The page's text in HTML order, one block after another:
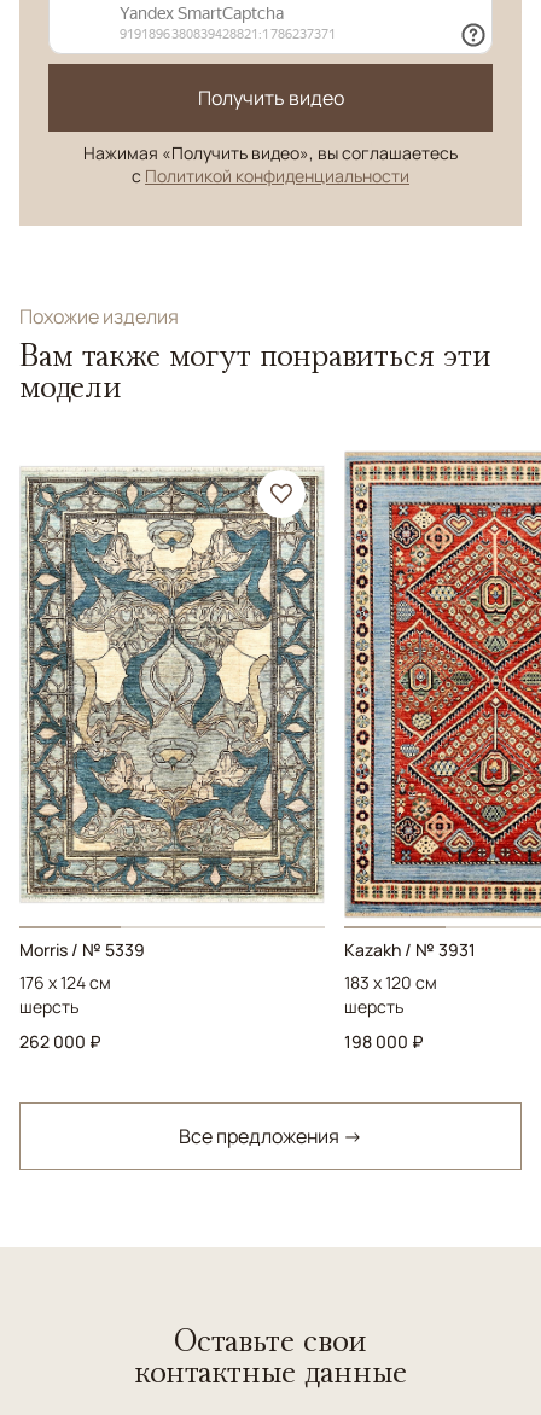
Получить видео
Нажимая «Получить видео», вы соглашаетесь
с Политикой конфиденциальности
Похожие изделия
Вам также могут понравиться эти
модели
Morris / № 5339
176 x 124 см
шерсть
262 000 ₽
Kazakh / № 3931
183 x 120 см
шерсть
198 000 ₽
Все предложения →
Оставьте свои
контактные данные